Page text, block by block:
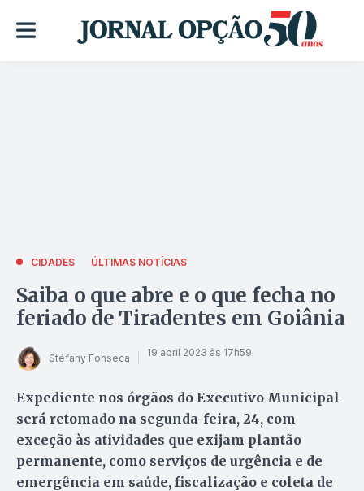
CIDADES ÚLTIMAS NOTÍCIAS
Saiba o que abre e o que fecha no
feriado de Tiradentes em Goiânia
Stéfany Fonseca 19 abril 2023 às 17h59
Expediente nos órgãos do Executivo Municipal
será retomado na segunda-feira, 24, com
exceção às atividades que exijam plantão
permanente, como serviços de urgência e de
emergência em saúde, fiscalização e coleta de